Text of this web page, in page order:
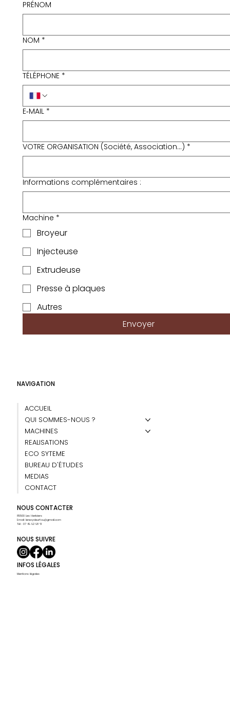
PRÉNOM
NOM *
TÉLÉPHONE *
E‑MAIL *
VOTRE ORGANISATION (Société, Association...) *
Informations complémentaires :
Machine *
Broyeur
Injecteuse
Extrudeuse
Presse à plaques
Autres
Envoyer
NAVIGATION
ACCUEIL
QUI SOMMES-NOUS ?
MACHINES
REALISATIONS
ECO SYTEME
BUREAU D'ÉTUDES
MEDIAS
CONTACT
NOUS CONTACTER
85500 Les Herbiers
Email: lerecycleurfou@gmail.com
Tél : 07 49 92 98 61
NOUS SUIVRE
INFOS LÉGALES
Mentions légales